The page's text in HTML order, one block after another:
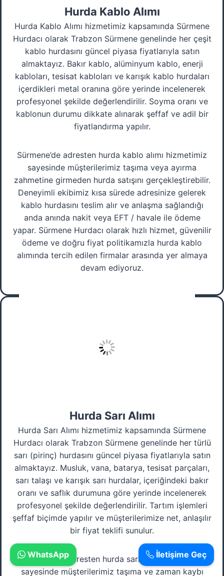
Hurda Kablo Alımı
Hurda Kablo Alımı hizmetimiz kapsamında Sürmene
Hurdacı olarak Trabzon Sürmene genelinde her çeşit
kablo hurdasını güncel piyasa fiyatlarıyla satın
almaktayız. Bakır kablo, alüminyum kablo, enerji
kabloları, tesisat kabloları ve karışık kablo hurdaları
içerdikleri metal oranına göre yerinde incelenerek
profesyonel şekilde değerlendirilir. Soyma oranı ve
kablonun durumu dikkate alınarak şeffaf ve adil bir
fiyatlandırma yapılır.
Sürmene’de adresten hurda kablo alımı hizmetimiz
sayesinde müşterilerimiz taşıma veya ayırma
zahmetine girmeden hurda satışını gerçekleştirebilir.
Deneyimli ekibimiz kısa sürede adresinize gelerek
kablo hurdasını teslim alır ve anlaşma sağlandığı
anda anında nakit veya EFT / havale ile ödeme
yapar. Sürmene Hurdacı olarak hızlı hizmet, güvenilir
ödeme ve doğru fiyat politikamızla hurda kablo
alımında tercih edilen firmalar arasında yer almaya
devam ediyoruz.
Hurda Sarı Alımı
Hurda Sarı Alımı hizmetimiz kapsamında Sürmene
Hurdacı olarak Trabzon Sürmene genelinde her türlü
sarı (pirinç) hurdasını güncel piyasa fiyatlarıyla satın
almaktayız. Musluk, vana, batarya, tesisat parçaları,
sarı talaşı ve karışık sarı hurdalar, içeriğindeki bakır
oranı ve saflık durumuna göre yerinde incelenerek
profesyonel şekilde değerlendirilir. Tartım işlemleri
şeffaf biçimde yapılır ve müşterilerimize net, anlaşılır
bir fiyat teklifi sunulur.
Sürmene’de adresten hurda sarı alımı hizmetimiz
sayesinde müşterilerimiz taşıma ve zaman kaybı
İletişime Geç
WhatsApp